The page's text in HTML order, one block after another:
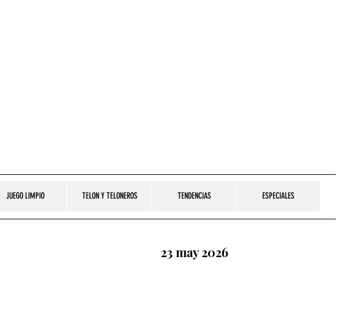
JUEGO LIMPIO TELON Y TELONEROS TENDENCIAS ESPECIALES
23 may 2026